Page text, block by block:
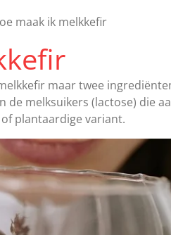
maak ik melkkefir
maar twee
de melksuikers (lactose) die
plantaardige variant.